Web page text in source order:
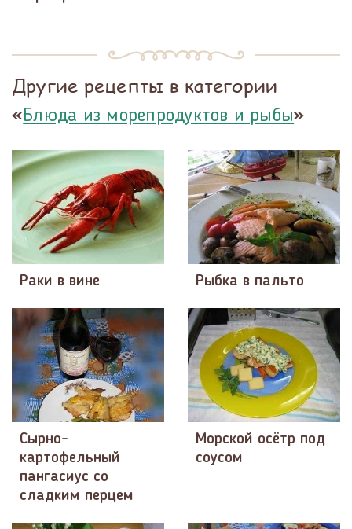
Другие рецепты в категории
«Блюда из морепродуктов и рыбы»
Раки в вине Рыбка в пальто
Сырно-
картофельный
пангасиус со
сладким перцем
Морской осётр под
соусом